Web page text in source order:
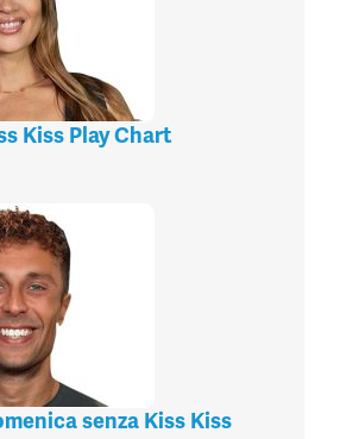
Kiss Play Chart
senza Kiss Kiss